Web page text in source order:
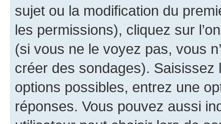
sujet ou la modification du
les permissions), cliquez sur
(si vous ne le voyez pas, vous
créer des sondages).
options possibles, entrez une
réponses. Vous pouvez aussi